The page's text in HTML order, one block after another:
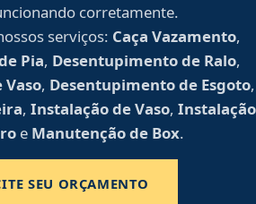
corretamente.
serviços: Caça Vazamento,
Pia, Desentupimento de Ralo,
, Desentupimento de Esgoto,
, Instalação de Vaso, Instalação
e Manutenção de Box.
SEU ORÇAMENTO